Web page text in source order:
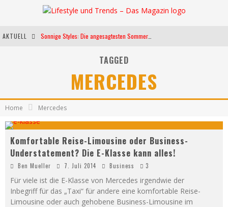
AKTUELL
Weltfrauentag - Eine Feier der Weiblichkeit
Kann unsere Ernährung das biologische Altern verlangsamen?
TAGGED
MERCEDES
Home Mercedes
Komfortable Reise-Limousine oder Business-
Understatement? Die E-Klasse kann alles!
Ben Mueller 7. Juli 2014 Business 3
Für viele ist die E-Klasse von Mercedes irgendwie der
Inbegriff für das „Taxi“ für andere eine komfortable Reise-
Limousine oder auch gehobene Business-Limousine im